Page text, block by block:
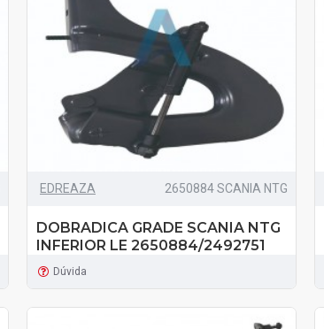
EDREAZA 2650884 SCANIA NTG
DOBRADICA GRADE SCANIA NTG
INFERIOR LE 2650884/2492751
Dúvida